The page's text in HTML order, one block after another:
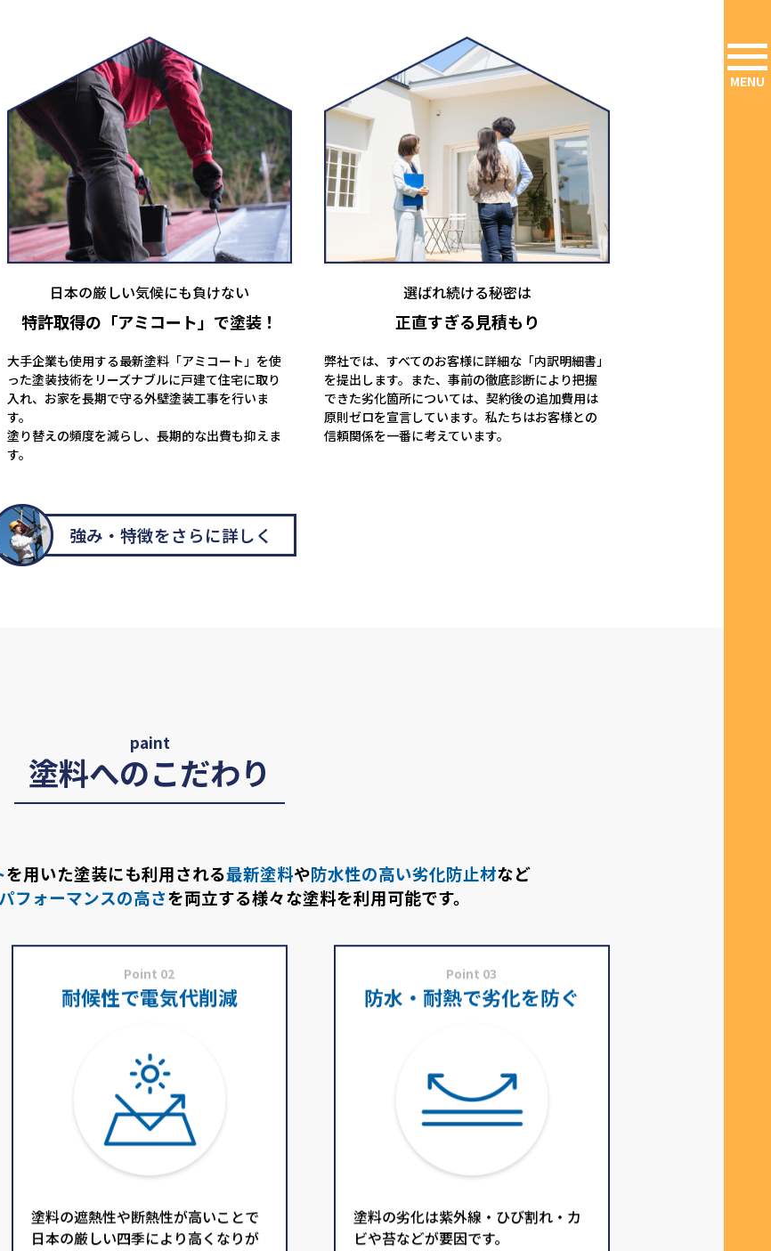
日本の厳しい気候にも負けない
特許取得の 「アミコート」で塗装！
大手企業も使用する最新塗料「アミコート」を使
った塗装技術をリーズナブルに戸建て住宅に取り
入れ、お家を長期で守る外壁塗装工事を行いま
す。
塗り替えの頻度を減らし、長期的な出費も抑えま
す。
選ばれ続ける秘密は
正直すぎる見積もり
弊社では、すべてのお客様に詳細な「内訳明細書」
を提出します。また、事前の徹底診断により把握
できた劣化箇所については、契約後の追加費用は
原則ゼロを宣言しています。私たちはお客様との
信頼関係を一番に考えています。
強み・特徴をさらに詳しく
paint
塗料へのこだわり
を用いた塗装にも利用される最新塗料や防水性の高い劣化防止材など
フォーマンスの高さを両立する様々な塗料を利用可能です。
Point 02
耐候性で電気代削減
塗料の遮熱性や断熱性が高いことで
日本の厳しい四季により高くなりが
Point 03
防水・耐熱で劣化を防ぐ
塗料の劣化は紫外線・ひび割れ・カ
ビや苔などが要因です。